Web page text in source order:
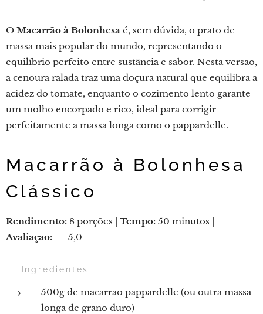
O Macarrão à Bolonhesa é, sem dúvida, o prato de
massa mais popular do mundo, representando o
equilíbrio perfeito entre sustância e sabor. Nesta versão,
a cenoura ralada traz uma doçura natural que equilibra a
acidez do tomate, enquanto o cozimento lento garante
um molho encorpado e rico, ideal para corrigir
perfeitamente a massa longa como o pappardelle.
Macarrão à Bolonhesa
Clássico
Rendimento: 8 porções | Tempo: 50 minutos |
Avaliação: ⭐ 5,0
🛒 Ingredientes
500g de macarrão pappardelle (ou outra massa
longa de grano duro)